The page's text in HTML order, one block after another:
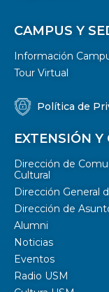
CAMPUS Y
Información
Tour Virtual
Política de
EXTENSIÓN
Dirección de
Cultural
Dirección General
Dirección de
Alumni
Noticias
Eventos
Radio USM